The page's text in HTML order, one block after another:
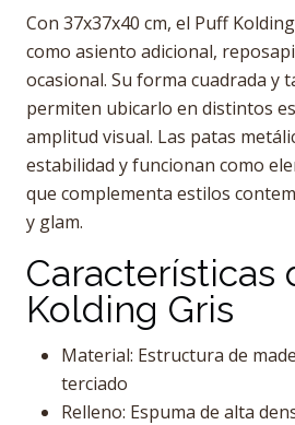
Con 37x37x40 cm, el Puff
como asiento adicional,
ocasional. Su forma cuadrada y
permiten ubicarlo en distintos
amplitud visual. Las patas
estabilidad y funcionan como
que complementa estilos
y glam.
Características
Kolding Gris
Material: Estructura de
terciado
Relleno: Espuma de alta